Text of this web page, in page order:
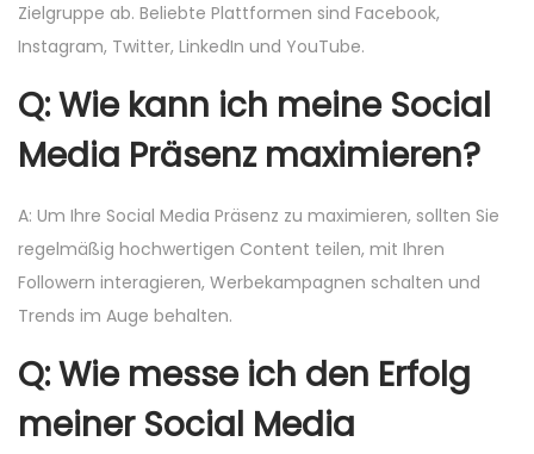
Zielgruppe ab. Beliebte Plattformen sind Facebook,
Instagram, Twitter, LinkedIn und YouTube.
Q: Wie kann ich meine Social
Media Präsenz maximieren?
A: Um Ihre Social Media Präsenz zu maximieren, sollten Sie
regelmäßig hochwertigen Content teilen, mit Ihren
Followern interagieren, Werbekampagnen schalten und
Trends im Auge behalten.
Q: Wie messe ich den Erfolg
meiner Social Media